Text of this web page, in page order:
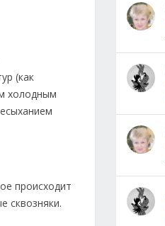
(как
холодным
происходит
сквозняки.